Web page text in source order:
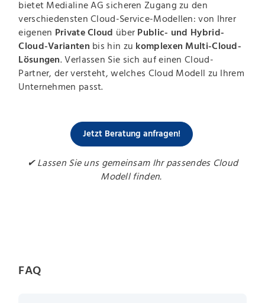
bietet Medialine AG sicheren Zugang zu den
verschiedensten Cloud-Service-Modellen: von Ihrer
eigenen Private Cloud über Public- und Hybrid-
Cloud-Varianten bis hin zu komplexen Multi-Cloud-
Lösungen. Verlassen Sie sich auf einen Cloud-
Partner, der versteht, welches Cloud Modell zu Ihrem
Unternehmen passt.
Jetzt Beratung anfragen!
✔ Lassen Sie uns gemeinsam Ihr passendes Cloud
Modell finden.
FAQ